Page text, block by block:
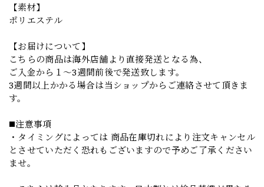
【素材】
ポリエステル
【お届けについて】
こちらの商品は海外店舗より直接発送となる為、
ご入金から１～3週間前後で発送致します。
3週間以上かかる場合は当ショップからご連絡させて頂きま
す。
◼️注意事項
・タイミングによっては 商品在庫切れにより注文キャンセル
とさせていただく恐れもございますので予めご了承ください
ませ。